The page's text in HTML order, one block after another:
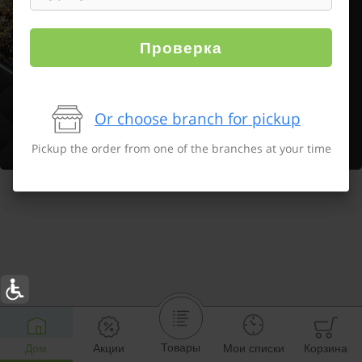
Дом Акции Товары Мои списки Корзина
Проверка
Or choose branch for pickup
Pickup the order from one of the branches at your time